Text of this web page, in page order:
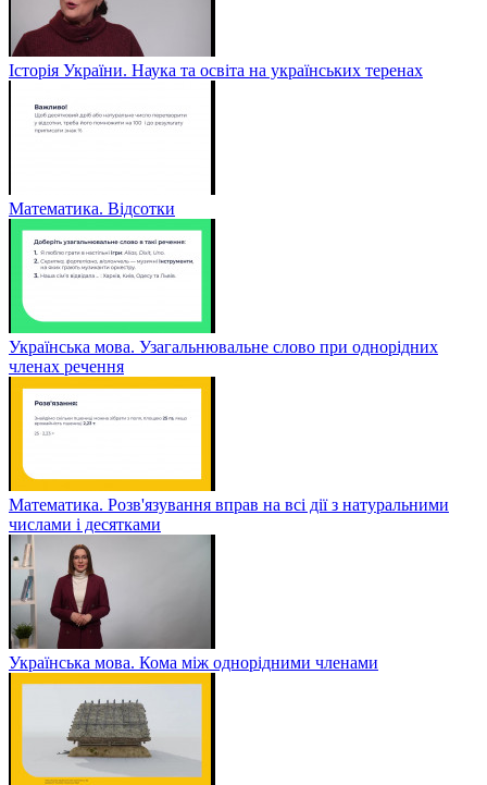
Історія України. Наука та освіта на українських теренах
Математика. Відсотки
Українська мова. Узагальнювальне слово при однорідних
членах речення
Математика. Розв'язування вправ на всі дії з натуральними
числами і десятками
Українська мова. Кома між однорідними членами